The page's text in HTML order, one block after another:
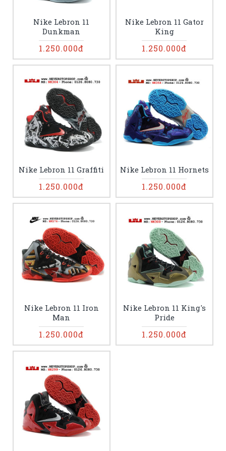
Nike Lebron 11
Dunkman
1.250.000đ
Nike Lebron 11 Gator
King
1.250.000đ
Nike Lebron 11 Graffiti
1.250.000đ
Nike Lebron 11 Hornets
1.250.000đ
Nike Lebron 11 Iron
Man
1.250.000đ
Nike Lebron 11 King's
Pride
1.250.000đ